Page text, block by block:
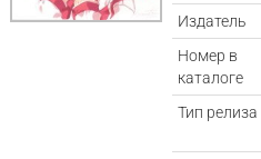
Издатель
Номер в
каталоге
Тип релиза